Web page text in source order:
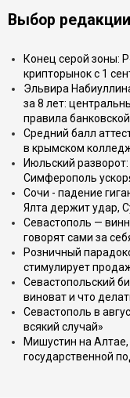
Выбор редакции
Конец серой зоны:
крипторынок с 1
Эльвира
за 8 лет:
правила
Средний балл
в крымском
Июльский
Симферополь
Сочи - падение
Ялта держит удар,
Севастополь —
говорят сами за
Розничный
стимулирует
Севастопольский
виноват и что
Севастополь в
всякий случай»
Мишустин на
государственной